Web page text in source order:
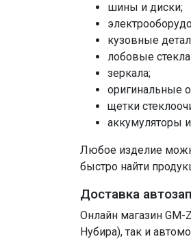
шины и диски;
кузовные
лобовые
зеркала;
оригинальные
щетки
аккумуляторы и
Любое изделие
быстро найти
Доставка
Онлайн магазин
Нубира), так и